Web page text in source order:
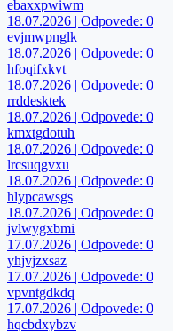
ebaxxpwiwm
18.07.2026 | Odpovede: 0
evjmwpnglk
18.07.2026 | Odpovede: 0
hfoqifxkvt
18.07.2026 | Odpovede: 0
rrddesktek
18.07.2026 | Odpovede: 0
kmxtgdotuh
18.07.2026 | Odpovede: 0
lrcsuqgvxu
18.07.2026 | Odpovede: 0
hlypcawsgs
18.07.2026 | Odpovede: 0
jvlwygxbmi
17.07.2026 | Odpovede: 0
yhjvjzxsaz
17.07.2026 | Odpovede: 0
vpvntgdkdq
17.07.2026 | Odpovede: 0
hqcbdxybzv